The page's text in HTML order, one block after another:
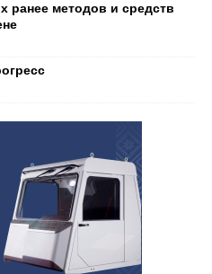
ранее методов и средств